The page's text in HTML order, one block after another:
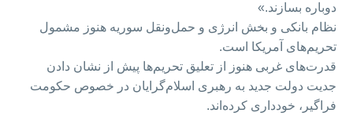
دوباره بسازند.»
نظام بانکی و بخش انرژی و حمل‌ونقل سوریه هنوز مشمول
تحریم‌های آمریکا است.
قدرت‌های غربی هنوز از تعلیق تحریم‌ها پیش از نشان دادن
جدیت دولت جدید به رهبری اسلام‌گرایان در خصوص حکومت
فراگیر، خودداری کرده‌اند.